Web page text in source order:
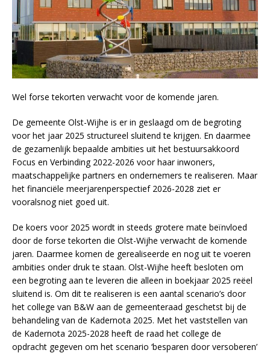
Wel forse tekorten verwacht voor de komende jaren.
De gemeente Olst-Wijhe is er in geslaagd om de begroting
voor het jaar 2025 structureel sluitend te krijgen. En daarmee
de gezamenlijk bepaalde ambities uit het bestuursakkoord
Focus en Verbinding 2022-2026 voor haar inwoners,
maatschappelijke partners en ondernemers te realiseren. Maar
het financiële meerjarenperspectief 2026-2028 ziet er
vooralsnog niet goed uit.
De koers voor 2025 wordt in steeds grotere mate beïnvloed
door de forse tekorten die Olst-Wijhe verwacht de komende
jaren. Daarmee komen de gerealiseerde en nog uit te voeren
ambities onder druk te staan. Olst-Wijhe heeft besloten om
een begroting aan te leveren die alleen in boekjaar 2025 reëel
sluitend is. Om dit te realiseren is een aantal scenario’s door
het college van B&W aan de gemeenteraad geschetst bij de
behandeling van de Kadernota 2025. Met het vaststellen van
de Kadernota 2025-2028 heeft de raad het college de
opdracht gegeven om het scenario ‘besparen door versoberen’